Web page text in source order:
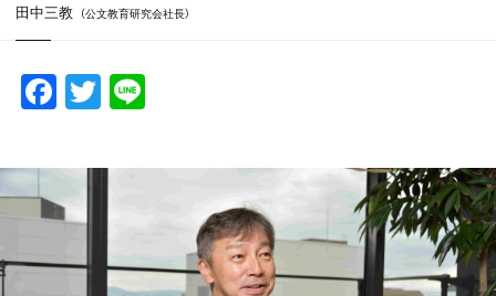
田中三教 （公文教育研究会社長）
F
a
c
e
b
o
T
w
itt
er
e